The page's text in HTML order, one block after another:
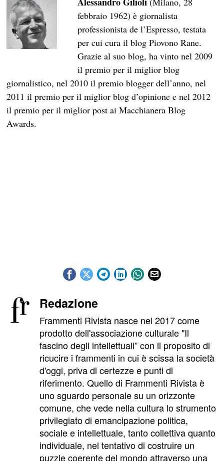
febbraio 1962) è giornalista
professionista de l’Espresso, testata
per cui cura il blog Piovono Rane.
Grazie al suo blog, ha vinto nel 2009
il premio per il miglior blog
giornalistico, nel 2010 il premio blogger dell’anno, nel
2011 il premio per il miglior blog d’opinione e nel 2012
il premio per il miglior post ai Macchianera Blog
Awards.
Redazione
Frammenti Rivista nasce nel 2017 come
prodotto dell'associazione culturale "Il
fascino degli intellettuali” con il proposito di
ricucire i frammenti in cui è scissa la società
d'oggi, priva di certezze e punti di
riferimento. Quello di Frammenti Rivista è
uno sguardo personale su un orizzonte
comune, che vede nella cultura lo strumento
privilegiato di emancipazione politica,
sociale e intellettuale, tanto collettiva quanto
individuale, nel tentativo di costruire un
puzzle coerente del mondo attraverso una